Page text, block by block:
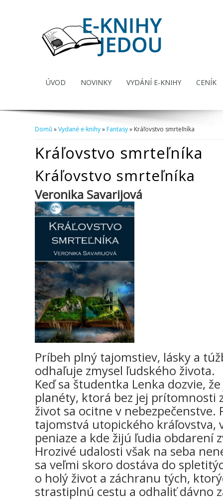
ÚVOD NOVINKY VYDÁNÍ E-KNIHY CENÍK
Domů»Vydané e-knihy»Fantasy» Kráľovstvo smrteľníka
Kráľovstvo smrteľníka
Kráľovstvo smrteľníka
Veronika Savarijová
Príbeh plný tajomstiev, lásky a
odhaľuje zmysel ľudského života.
Keď sa študentka Lenka dozvie,
planéty, ktorá bez jej prítomnosti
život sa ocitne v nebezpečenstve.
tajomstvá utopického kráľovstva,
peniaze a kde žijú ľudia obdarení
Hrozivé udalosti však na seba
sa veľmi skoro dostáva do
o holý život a záchranu tých,
strastiplnú cestu a odhaliť dávno